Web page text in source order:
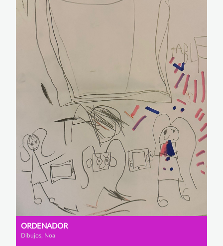
ORDENADOR
Dibujos, Noa